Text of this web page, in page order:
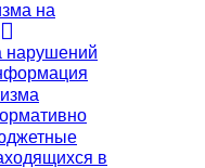
на
нарушений
в